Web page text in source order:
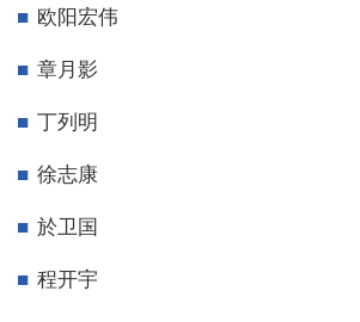
欧阳宏伟
章月影
丁列明
徐志康
於卫国
程开宇